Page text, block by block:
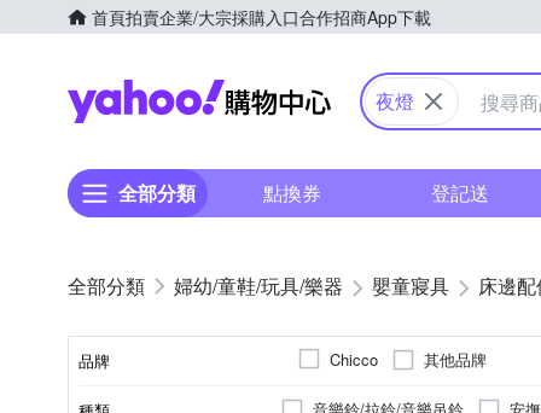
首頁拍賣企業/大宗採購入口合作招商App下載
Yahoo購物中心
夜燈
全部分類 點換券 登記送
婦幼/童鞋/玩具/樂器 嬰童寢具 床邊
品牌 Chicco 其他品牌
音樂鈴/拉鈴/音樂吊鈴 安